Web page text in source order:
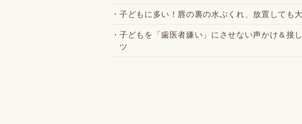
子どもに多い！唇の裏の水ぶくれ、放置しても
子どもを「歯医者嫌い」にさせない声かけ＆接
ツ